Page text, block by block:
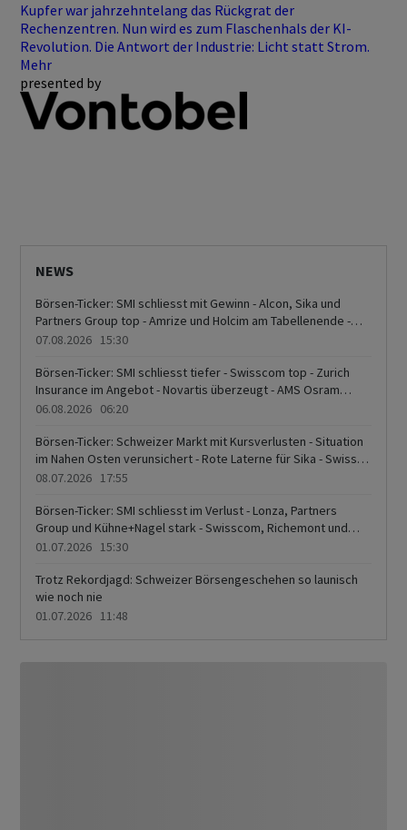
Kupfer war jahrzehntelang das Rückgrat der
Rechenzentren. Nun wird es zum Flaschenhals der KI-
Revolution. Die Antwort der Industrie: Licht statt Strom.
Mehr
presented by
NEWS
Börsen-Ticker: SMI schliesst mit Gewinn - Alcon, Sika und
Partners Group top - Amrize und Holcim am Tabellenende -
Sandoz, Adecco und Ypsomed ebenfalls mit Kursavancen
07.08.2026 15:30
Börsen-Ticker: SMI schliesst tiefer - Swisscom top - Zurich
Insurance im Angebot - Novartis überzeugt - AMS Osram
schwach
06.08.2026 06:20
Börsen-Ticker: Schweizer Markt mit Kursverlusten - Situation
im Nahen Osten verunsichert - Rote Laterne für Sika - Swiss
Re im Plus
08.07.2026 17:55
Börsen-Ticker: SMI schliesst im Verlust - Lonza, Partners
Group und Kühne+Nagel stark - Swisscom, Richemont und
ABB unter Druck - Novartis und Roche belasten Leitindex
01.07.2026 15:30
Trotz Rekordjagd: Schweizer Börsengeschehen so launisch
wie noch nie
01.07.2026 11:48